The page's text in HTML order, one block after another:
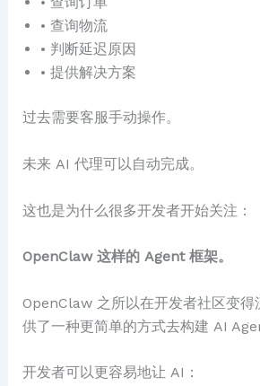
• 查询物流
• 判断延迟原因
• 提供解决方案
过去需要客服手动操作。
未来 AI 代理可以自动完成。
这也是为什么很多开发者开始关注：
OpenClaw 这样的 Agent 框架。
OpenClaw 之所以在开发者社区变得
供了一种更简单的方式去构建 AI
开发者可以更容易地让 AI：